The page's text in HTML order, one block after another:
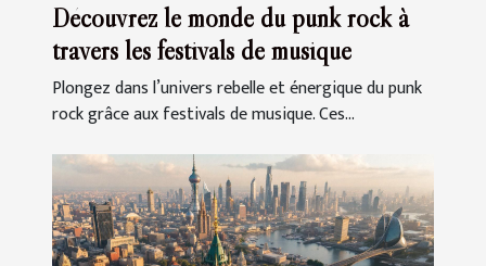
Découvrez le monde du punk rock à
travers les festivals de musique
Plongez dans l’univers rebelle et énergique du punk
rock grâce aux festivals de musique. Ces...